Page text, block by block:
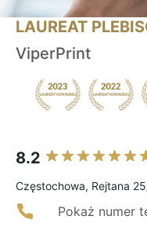
LAUREAT
ViperPrint
8.2
Częstochowa, Rejtana
Pokaż numer